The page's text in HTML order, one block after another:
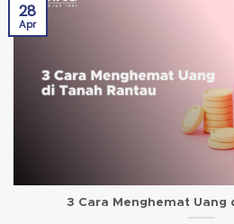
3 Cara Menghemat Uang
28
Apr